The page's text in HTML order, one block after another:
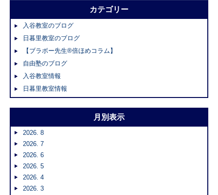
カテゴリー
入谷教室のブログ
日暮里教室のブログ
【ブラボー先生®倍ほめコラム】
自由塾のブログ
入谷教室情報
日暮里教室情報
月別表示
2026. 8
2026. 7
2026. 6
2026. 5
2026. 4
2026. 3